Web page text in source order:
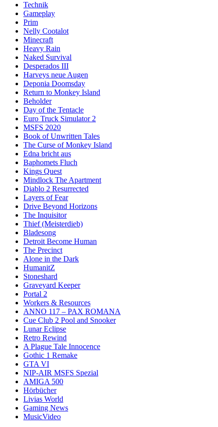
Technik
Gameplay
Prim
Nelly Cootalot
Minecraft
Heavy Rain
Naked Survival
Desperados III
Harveys neue Augen
Deponia Doomsday
Return to Monkey Island
Beholder
Day of the Tentacle
Euro Truck Simulator 2
MSFS 2020
Book of Unwritten Tales
The Curse of Monkey Island
Edna bricht aus
Baphomets Fluch
Kings Quest
Mindlock The Apartment
Diablo 2 Resurrected
Layers of Fear
Drive Beyond Horizons
The Inquisitor
Thief (Meisterdieb)
Bladesong
Detroit Become Human
The Precinct
Alone in the Dark
HumanitZ
Stoneshard
Graveyard Keeper
Portal 2
Workers & Resources
ANNO 117 – PAX ROMANA
Cue Club 2 Pool and Snooker
Lunar Eclipse
Retro Rewind
A Plague Tale Innocence
Gothic 1 Remake
GTA VI
NIP-AIR MSFS Spezial
AMIGA 500
Hörbücher
Livias World
Gaming News
MusicVideo